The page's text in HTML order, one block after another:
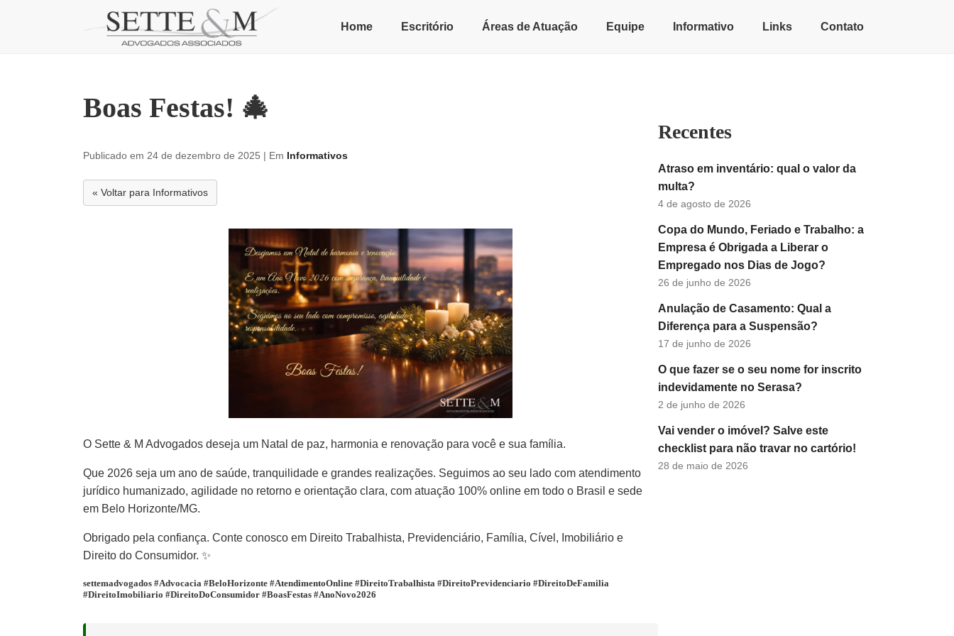
Home Escritório Áreas de Atuação Equipe Informativo Links Contato
Boas Festas! 🎄
Publicado em 24 de dezembro de 2025 | Em Informativos
« Voltar para Informativos
O Sette & M Advogados deseja um Natal de paz, harmonia e renovação para você e sua família.
Que 2026 seja um ano de saúde, tranquilidade e grandes realizações. Seguimos ao seu lado com atendimento
jurídico humanizado, agilidade no retorno e orientação clara, com atuação 100% online em todo o Brasil e sede
em Belo Horizonte/MG.
Obrigado pela confiança. Conte conosco em Direito Trabalhista, Previdenciário, Família, Cível, Imobiliário e
Direito do Consumidor. ✨
settemadvogados #Advocacia #BeloHorizonte #AtendimentoOnline #DireitoTrabalhista #DireitoPrevidenciario #DireitoDeFamilia
#DireitoImobiliario #DireitoDoConsumidor #BoasFestas #AnoNovo2026
Recentes
Atraso em inventário: qual o valor da
multa?
4 de agosto de 2026
Copa do Mundo, Feriado e Trabalho: a
Empresa é Obrigada a Liberar o
Empregado nos Dias de Jogo?
26 de junho de 2026
Anulação de Casamento: Qual a
Diferença para a Suspensão?
17 de junho de 2026
O que fazer se o seu nome for inscrito
indevidamente no Serasa?
2 de junho de 2026
Vai vender o imóvel? Salve este
checklist para não travar no cartório!
28 de maio de 2026